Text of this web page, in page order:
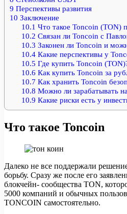
9 Перспективы развития
10 Заключение
10.1 Что такое Toncoin (TON)
10.2 Связан ли Toncoin с
10.3 Законен ли Toncoin и
10.4Какие перспективы у
10.5 Где купить Toncoin
10.6 Как купить Toncoin за
10.7 Как хранить Toncoin
10.8 Можно ли зарабатывать
10.9 Какие риски есть у
Что такое Toncoin
Далеко не все поддержали
борьбу. Сразу же после его
блокчейн- сообщества TON,
5000 компаний и обычных
TONCOIN самостоятельно.